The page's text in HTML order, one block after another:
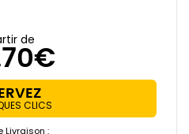
de
CLICS
Livraison :